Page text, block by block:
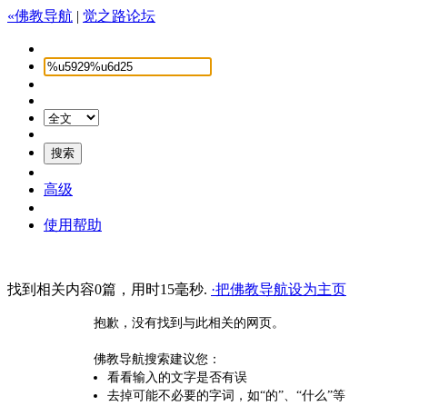
«佛教导航 | 觉之路论坛
高级
使用帮助
找到相关内容0篇，用时15毫秒. ·把佛教导航设为主页
抱歉，没有找到与此相关的网页。
佛教导航搜索建议您：
看看输入的文字是否有误
去掉可能不必要的字词，如“的”、“什么”等